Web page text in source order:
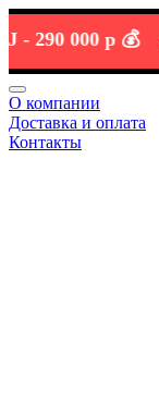
000 р 💰 ⭐️ 🔗
О компании
Доставка и оплата
Контакты